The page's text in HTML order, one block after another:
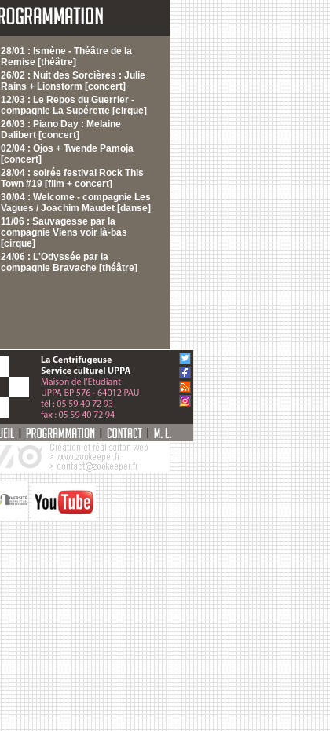
28/01 : Ismène - Théâtre de la
Remise [théâtre]
26/02 : Nuit des Sorcières : Julie
Rains + Lionstorm [concert]
12/03 : Le Repos du Guerrier -
compagnie La Supérette [cirque]
26/03 : Piano Day : Melaine
Dalibert [concert]
02/04 : Ojos + Twende Pamoja
[concert]
28/04 : soirée festival Rock This
Town #19 [film + concert]
30/04 : Welcome - compagnie Les
Vagues / Joachim Maudet [danse]
11/06 : Sauvagesse par la
compagnie Viens voir là-bas
[cirque]
24/06 : L'Odyssée par la
compagnie Bravache [théâtre]